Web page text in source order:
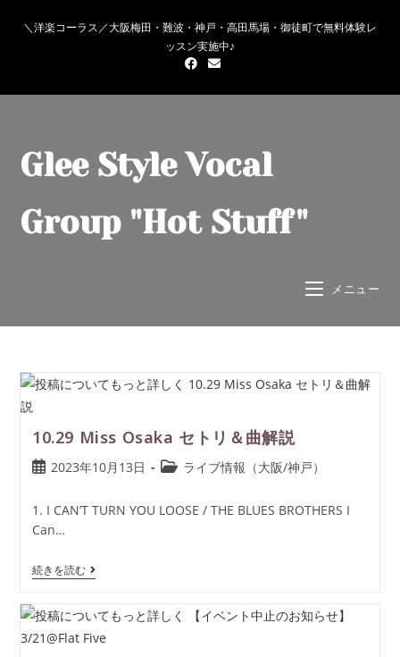
＼洋楽コーラス／大阪梅田・難波・神戸・高田馬場・御徒町で無料体験レ
ッスン実施中♪
Glee Style Vocal
Group "Hot Stuff"
メニュー
10.29 Miss Osaka セトリ＆曲解説
2023年10月13日 ライブ情報（大阪/神戸）
1. I CAN’T TURN YOU LOOSE / THE BLUES BROTHERS I
Can…
続きを読む